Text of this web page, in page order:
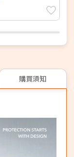
購買須知